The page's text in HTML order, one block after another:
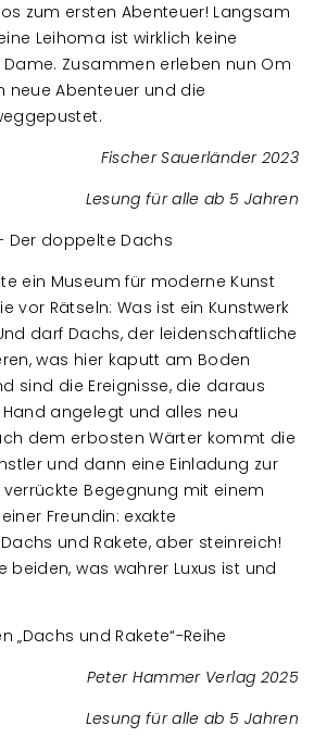
zum ersten Abenteuer! Langsam
Leihoma ist wirklich keine
Zusammen erleben nun Om
neue Abenteuer und die
Fischer Sauerländer 2023
Lesung für alle ab 5 Jahren
Der doppelte Dachs
ein Museum für moderne Kunst
vor Rätseln: Was ist ein Kunstwerk
darf Dachs, der leidenschaftliche
was hier kaputt am Boden
sind die Ereignisse, die daraus
angelegt und alles neu
dem erbosten Wärter kommt die
und dann eine Einladung zur
Begegnung mit einem
Freundin: exakte
und Rakete, aber steinreich!
beiden, was wahrer Luxus ist und
„Dachs und Rakete“-Reihe
Peter Hammer Verlag 2025
Lesung für alle ab 5 Jahren